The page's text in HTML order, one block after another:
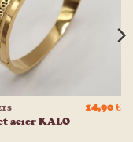
d’envies
acier KALO
14,90€